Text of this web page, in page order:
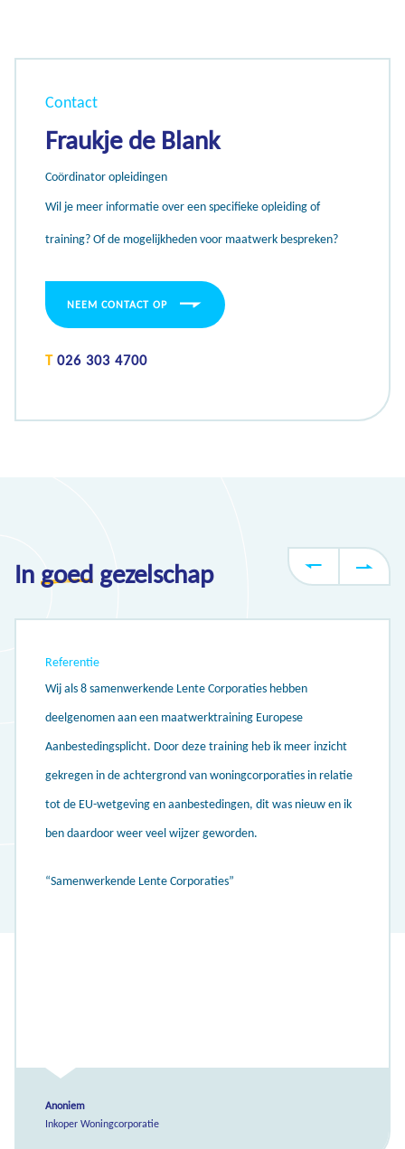
Contact
Fraukje de Blank
Coördinator opleidingen
Wil je meer informatie over een specifieke opleiding of
training? Of de mogelijkheden voor maatwerk bespreken?
NEEM CONTACT OP
T 026 303 4700
Referentie
Wij als 8 samenwerkende Lente Corporaties hebben
deelgenomen aan een maatwerktraining Europese
Aanbestedingsplicht. Door deze training heb ik meer inzicht
gekregen in de achtergrond van woningcorporaties in relatie
tot de EU-wetgeving en aanbestedingen, dit was nieuw en ik
ben daardoor weer veel wijzer geworden.
“Samenwerkende Lente Corporaties”
Anoniem
Inkoper Woningcorporatie
Ingoed gezelschap